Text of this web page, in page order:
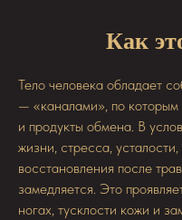
Как
Тело человека обладает
— «каналами», по которым
и продукты обмена. В
жизни, стресса,
восстановления после
замедляется. Это
ногах, тусклости кожи и